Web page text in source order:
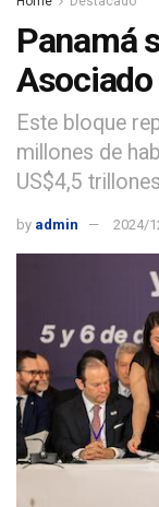
Panamá
Este bloque
millones de
US$4,5 trillones
by admin 2024/